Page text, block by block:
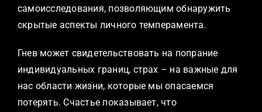
самоисследования, позволяющим обнаружить
скрытые аспекты личного темперамента.
Гнев может свидетельствовать на попрание
индивидуальных границ, страх – на важные для
нас области жизни, которые мы опасаемся
потерять. Счастье показывает, что